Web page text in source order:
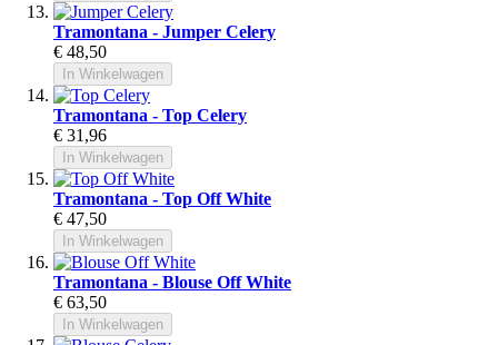
Tramontana - Jumper Celery
€ 48,50
In Winkelwagen
Tramontana - Top Celery
€ 31,96
In Winkelwagen
Tramontana - Top Off White
€ 47,50
In Winkelwagen
Tramontana - Blouse Off White
€ 63,50
In Winkelwagen